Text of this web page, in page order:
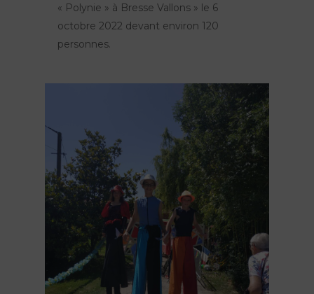
« Polynie » à Bresse Vallons » le 6
octobre 2022 devant environ 120
personnes.